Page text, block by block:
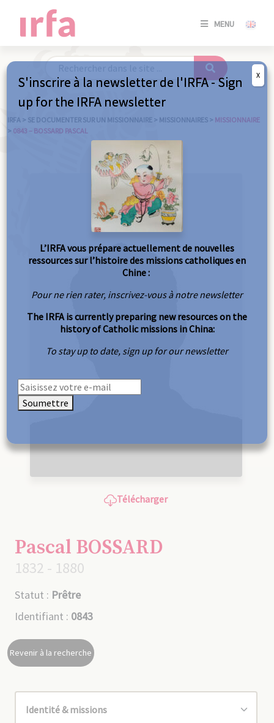
MENU
SE
/
IRFA > SE DOCUMENTER SUR UN MISSIONNAIRE > MISSIONNAIRES > MISSIONNAIRE
> 0843 – BOSSARD PASCAL
Télécharger
Pascal BOSSARD
1832 - 1880
Statut : Prêtre
Identifiant : 0843
Revenir à la recherche
S'inscrire à la newsletter de l'IRFA - Sign
up for the IRFA newsletter
L’IRFA vous prépare actuellement de nouvelles
ressources sur l’histoire des missions catholiques en
Chine :
Pour ne rien rater, inscrivez-vous à notre newsletter
The IRFA is currently preparing new resources on the
history of Catholic missions in China:
To stay up to date, sign up for our newsletter
Soumettre
X